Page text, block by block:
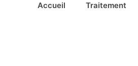
Accueil Traitement